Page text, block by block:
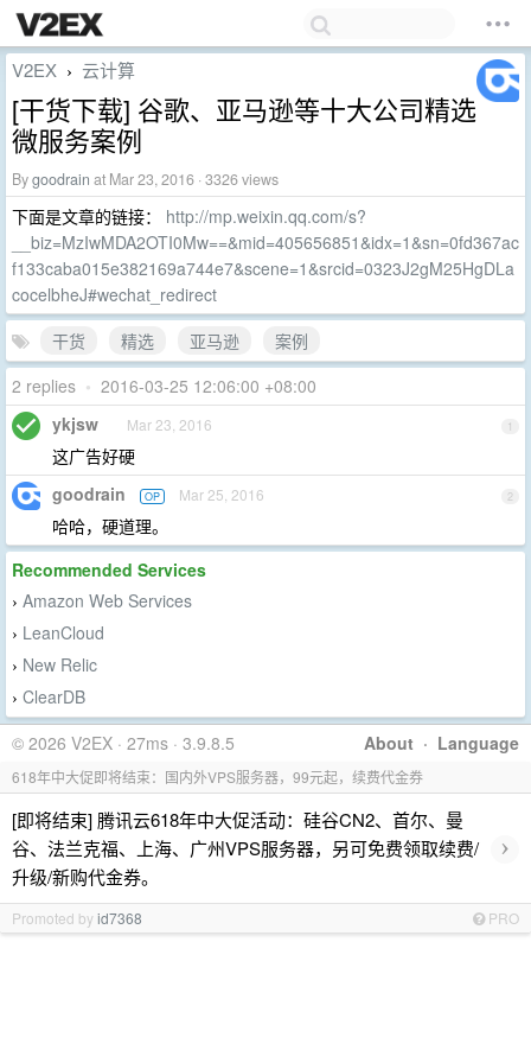
V2EX › 云计算
[干货下载] 谷歌、亚马逊等十大公司精选
微服务案例
Bygoodrain at Mar 23, 2016 · 3326 views
下面是文章的链接： http://mp.weixin.qq.com/s?
__biz=MzIwMDA2OTI0Mw==&mid=405656851&idx=1&sn=0fd367ac
f133caba015e382169a744e7&scene=1&srcid=0323J2gM25HgDLa
cocelbheJ#wechat_redirect
干货
精选 亚马逊
案例
2 replies • 2016-03-25 12:06:00 +08:00
1
ykjsw Mar 23, 2016
这广告好硬
2
goodrain OP Mar 25, 2016
哈哈，硬道理。
Recommended Services
› Amazon Web Services
› LeanCloud
› New Relic
› ClearDB
About · Language
© 2026 V2EX · 27ms · 3.9.8.5
618年中大促即将结束：国内外VPS服务器，99元起，续费代金券
[即将结束] 腾讯云618年中大促活动：硅谷CN2、首尔、曼
谷、法兰克福、上海、广州VPS服务器，另可免费领取续费/
升级/新购代金券。
›
Promoted byid7368 PRO